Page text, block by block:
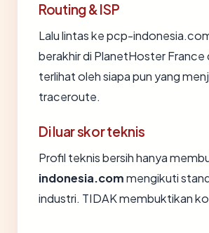
Routing & ISP
Lalu lintas ke pcp-
berakhir di PlanetHoster France
terlihat oleh siapa pun yang
traceroute.
Di luar skor teknis
Profil teknis bersih hanya
indonesia.commengikuti
industri. TIDAK membuktikan